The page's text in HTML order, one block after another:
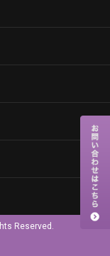
Reserved.